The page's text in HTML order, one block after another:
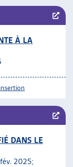
À LA
DANS LE
2025;